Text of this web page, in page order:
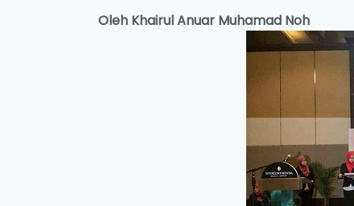
Oleh Khairul Anuar Muhamad Noh